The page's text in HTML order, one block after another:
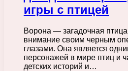
игры с птицей
Ворона — загадочная
внимание своим черным
глазами. Она является
персонажей в мире птиц и
детских историй и…